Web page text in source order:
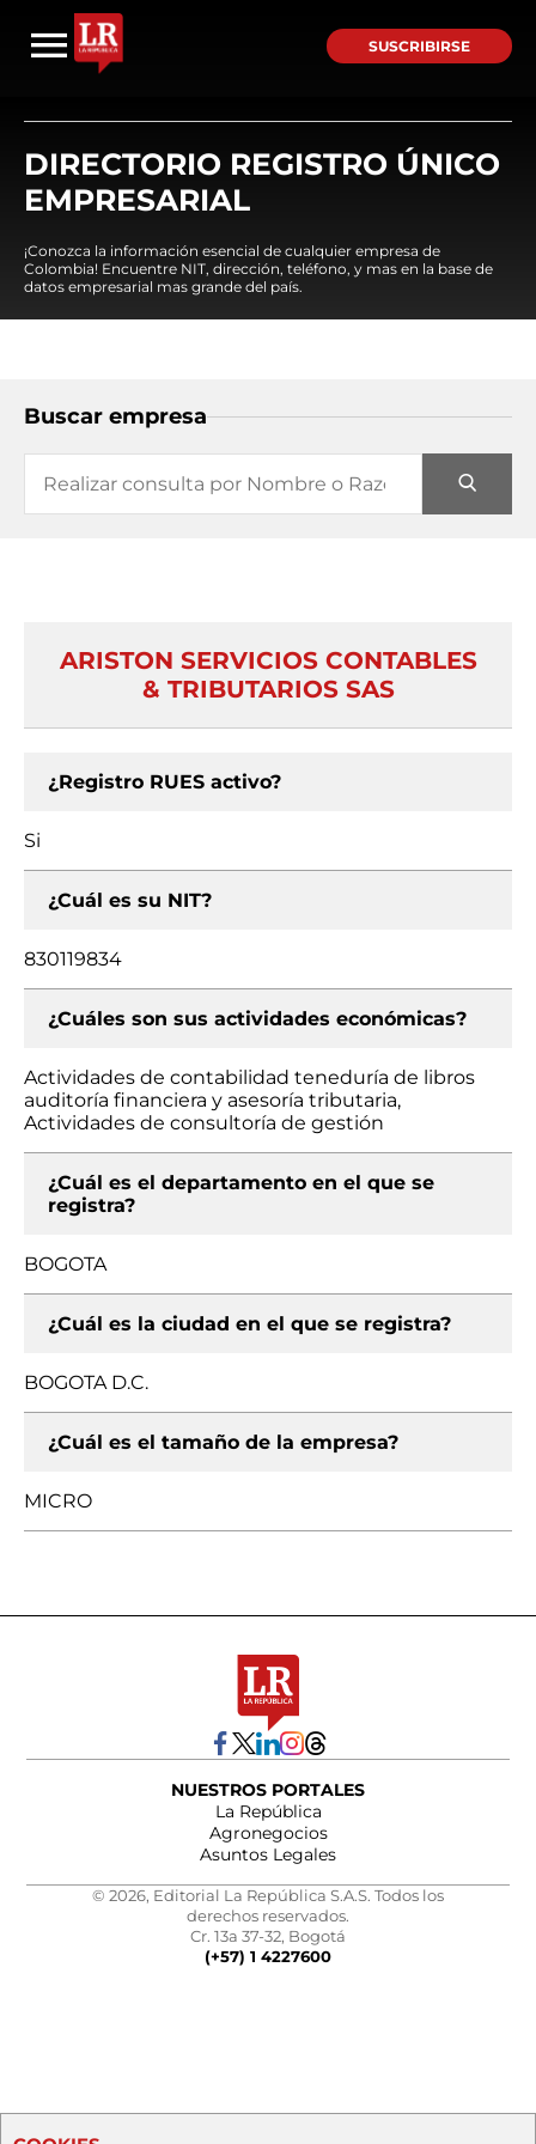
SUSCRIBIRSE
DIRECTORIO REGISTRO ÚNICO
EMPRESARIAL
¡Conozca la información esencial de cualquier empresa de
Colombia! Encuentre NIT, dirección, teléfono, y mas en la base de
datos empresarial mas grande del país.
Buscar empresa
ARISTON SERVICIOS CONTABLES
& TRIBUTARIOS SAS
¿Registro RUES activo?
Si
¿Cuál es su NIT?
830119834
¿Cuáles son sus actividades económicas?
Actividades de contabilidad teneduría de libros
auditoría financiera y asesoría tributaria,
Actividades de consultoría de gestión
¿Cuál es el departamento en el que se
registra?
BOGOTA
¿Cuál es la ciudad en el que se registra?
BOGOTA D.C.
¿Cuál es el tamaño de la empresa?
MICRO
NUESTROS PORTALES
La República
Agronegocios
Asuntos Legales
© 2026, Editorial La República S.A.S. Todos los
derechos reservados.
Cr. 13a 37-32, Bogotá
(+57) 1 4227600